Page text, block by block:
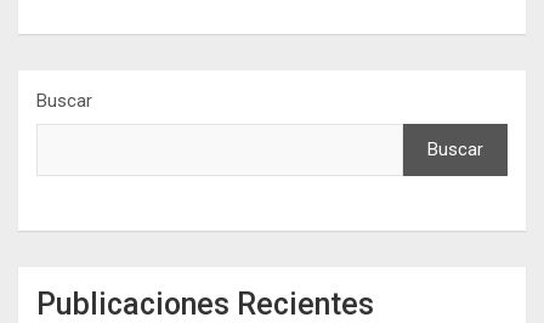
Buscar
Buscar
Publicaciones Recientes